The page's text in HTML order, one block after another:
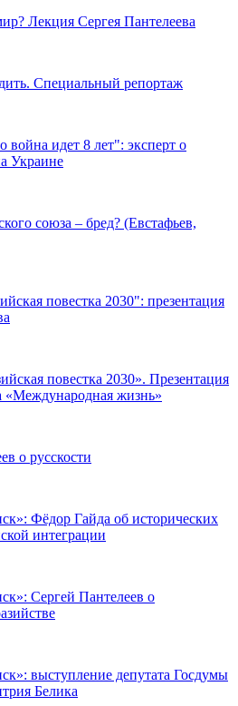
Лекция Сергея Пантелеева
Специальный репортаж
война идет 8 лет": эксперт о
Украине
союза – бред? (Евстафьев,
повестка 2030": презентация
повестка 2030». Презентация
«Международная жизнь»
о русскости
Фёдор Гайда об исторических
интеграции
Сергей Пантелеев о
выступление депутата Госдумы
Белика